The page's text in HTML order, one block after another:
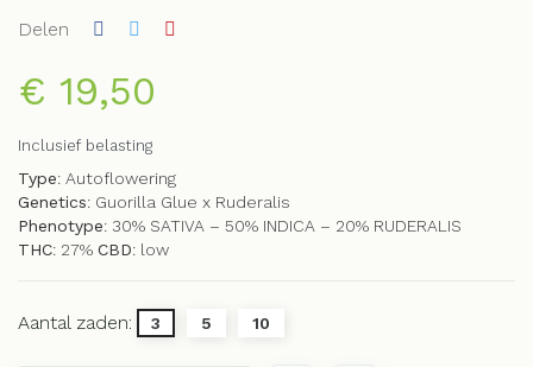
Delen
€ 19,50
Inclusief belasting
Type: Autoflowering
Genetics: Guorilla Glue x Ruderalis
Phenotype: 30% SATIVA – 50% INDICA – 20% RUDERALIS
THC: 27% CBD: low
Aantal zaden: 3 5 10